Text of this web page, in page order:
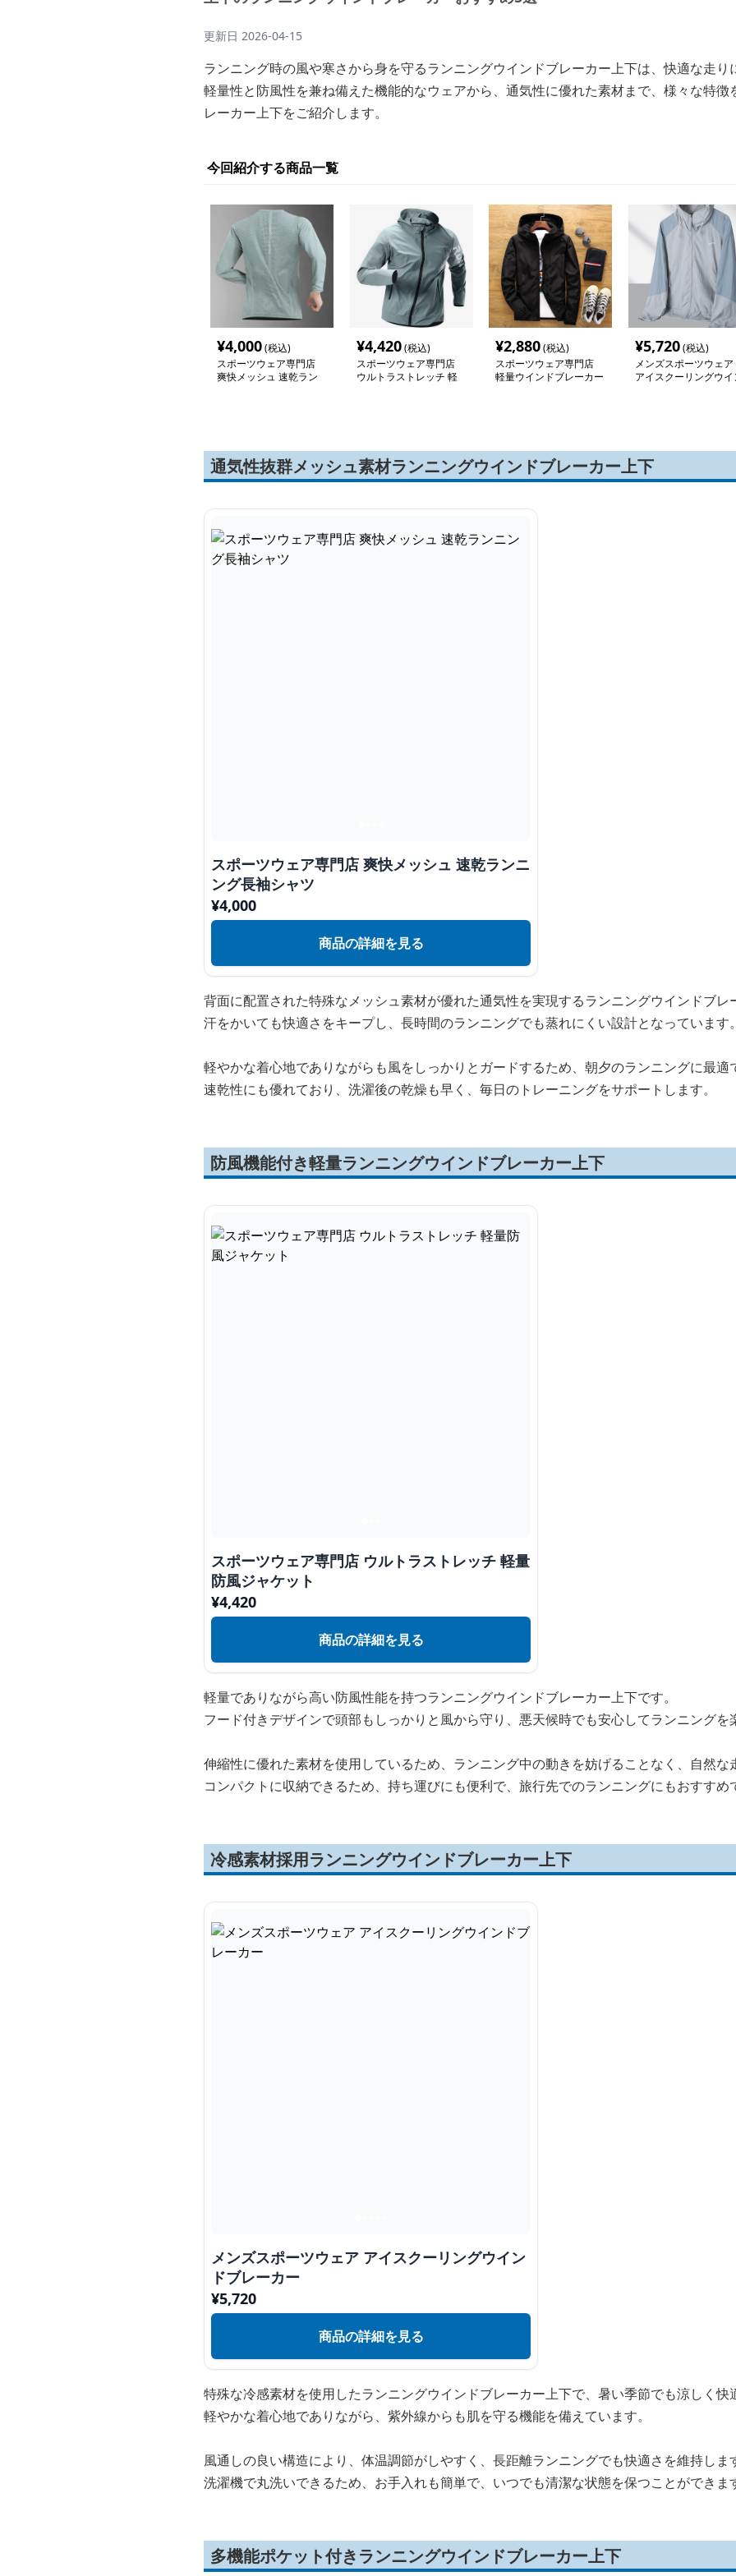
更新日 2026-04-15
ランニング時の風や寒さから身を守るランニングウインドブレーカー上下は、快適な走り
軽量性と防風性を兼ね備えた機能的なウェアから、通気性に優れた素材まで、様々な特
レーカー上下をご紹介します。
今回紹介する商品一覧
¥4,000(税込)
スポーツウェア専門店
爽快メッシュ 速乾ラン
¥4,420(税込)
スポーツウェア専門店
ウルトラストレッチ 軽
¥2,880(税込)
スポーツウェア専門店
軽量ウインドブレーカー
¥5,720(税込)
メンズスポーツウェア
アイスクーリングウイ
通気性抜群メッシュ素材ランニングウインドブレーカー上下
スポーツウェア専門店 爽快メッシュ 速乾ランニ
ング長袖シャツ
¥4,000
商品の詳細を見る
背面に配置された特殊なメッシュ素材が優れた通気性を実現するランニングウインドブレ
汗をかいても快適さをキープし、長時間のランニングでも蒸れにくい設計となっています。
軽やかな着心地でありながらも風をしっかりとガードするため、朝夕のランニングに最適
速乾性にも優れており、洗濯後の乾燥も早く、毎日のトレーニングをサポートします。
防風機能付き軽量ランニングウインドブレーカー上下
スポーツウェア専門店 ウルトラストレッチ 軽量
防風ジャケット
¥4,420
商品の詳細を見る
軽量でありながら高い防風性能を持つランニングウインドブレーカー上下です。
フード付きデザインで頭部もしっかりと風から守り、悪天候時でも安心してランニングを
伸縮性に優れた素材を使用しているため、ランニング中の動きを妨げることなく、自然な
コンパクトに収納できるため、持ち運びにも便利で、旅行先でのランニングにもおすすめ
冷感素材採用ランニングウインドブレーカー上下
メンズスポーツウェア アイスクーリングウイン
ドブレーカー
¥5,720
商品の詳細を見る
特殊な冷感素材を使用したランニングウインドブレーカー上下で、暑い季節でも涼しく快
軽やかな着心地でありながら、紫外線からも肌を守る機能を備えています。
風通しの良い構造により、体温調節がしやすく、長距離ランニングでも快適さを維持しま
洗濯機で丸洗いできるため、お手入れも簡単で、いつでも清潔な状態を保つことができま
多機能ポケット付きランニングウインドブレーカー上下